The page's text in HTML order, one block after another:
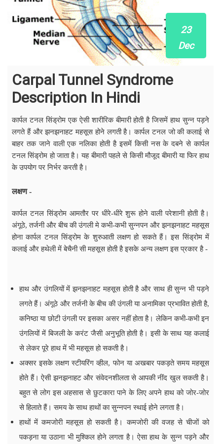
23
Dec
Carpal Tunnel Syndrome
Description In Hindi
कार्पल टनल सिंड्रोम एक ऐसी शारीरिक बीमारी होती है जिसमें हाथ सुन्न पड़ने
लगते हैं और झनझनाहट महसूस होने लगती है। कार्पल टनल जो की कलाई से
बाहर तक जाने वाली एक नलिका होती है इसमें किसी नस के दबने से कार्पल
टनल सिंड्रोम हो जाता है। यह बीमारी पहले से किसी मौजूद बीमारी या फिर हाथ
के उपयोग पर निर्भर करती है।
लक्षण -
कार्पल टनल सिंड्रोम आमतौर पर धीरे-धीरे शुरू होने वाली परेशानी होती है।
अंगूठे, तर्जनी और बीच की उंगली मे कभी-कभी सुन्नपन और झनझनाहट महसूस
होना कार्पल टनल सिंड्रोम के शुरुआती लक्षण हो सकते हैं। इस सिंड्रोम में
कलाई और हथेली में बेचैनी सी महसूस होती है इसके अन्य लक्षण इस प्रकार है -
हाथ और उंगलियों में झनझनाहट महसूस होती है और साथ ही सुन्न भी पड़ने
लगते हैं। अंगूठे और तर्जनी के बीच की उंगली या अनामिका प्रभावित होती है,
कनिष्ठा या छोटी उंगली पर इसका असर नहीं होता है। लेकिन कभी-कभी इन
उंगलियों में बिजली के करंट जैसी अनुभूति होती है। इसी के साथ यह कलाई
से लेकर पूरे हाथ में भी महसूस हो सकती है।
अक्सर इसके लक्षण स्टीयरिंग व्हील, फोन या अखबार पकड़ते समय महसूस
होते हैं। ऐसी झनझनाहट और संवेदनशीलता से आपकी नींद खुल सकती है।
बहुत से लोग इस अहसास से छुटकारा पाने के लिए अपने हाथ को जोर-जोर
से हिलाते हैं। समय के साथ हाथों का सुन्नपन स्थाई होने लगता है।
हाथों में कमजोरी महसूस हो सकती है। कमजोरी की वजह से चीजों को
पकड़ना या उठाना भी मुश्किल होने लगता है। ऐसा हाथ के सुन्न पड़ने और